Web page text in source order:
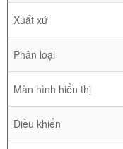
Xuất xứ
Phân loại
Màn hình hiển thị
Điều khiển